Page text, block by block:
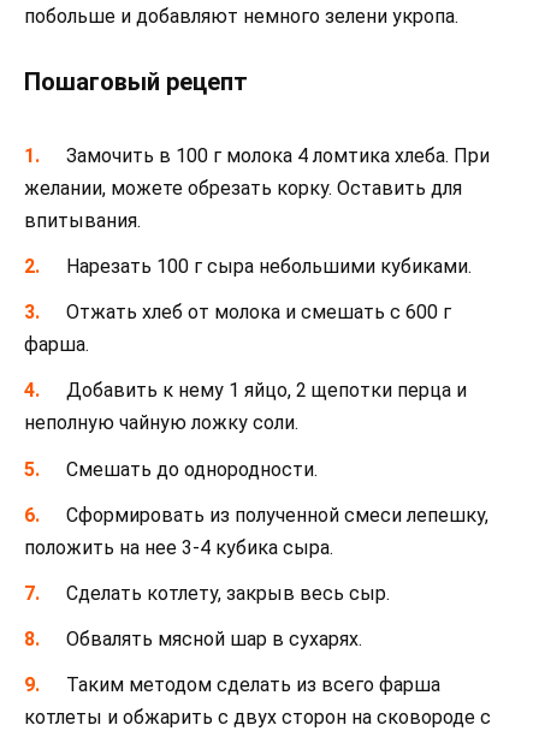
побольше и добавляют немного зелени укропа.
Пошаговый рецепт
Замочить в 100 г молока 4 ломтика хлеба. При
желании, можете обрезать корку. Оставить для
впитывания.
Нарезать 100 г сыра небольшими кубиками.
Отжать хлеб от молока и смешать с 600 г
фарша.
Добавить к нему 1 яйцо, 2 щепотки перца и
неполную чайную ложку соли.
Смешать до однородности.
Сформировать из полученной смеси лепешку,
положить на нее 3-4 кубика сыра.
Сделать котлету, закрыв весь сыр.
Обвалять мясной шар в сухарях.
Таким методом сделать из всего фарша
котлеты и обжарить с двух сторон на сковороде с